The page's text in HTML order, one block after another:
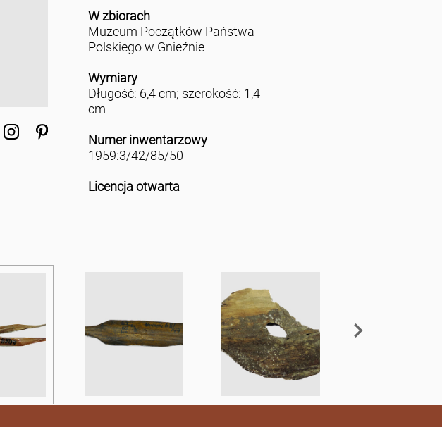
W zbiorach
Muzeum Początków Państwa
Polskiego w Gnieźnie
Wymiary
Długość: 6,4 cm; szerokość: 1,4
cm
Numer inwentarzowy
1959:3/42/85/50
Licencja otwarta